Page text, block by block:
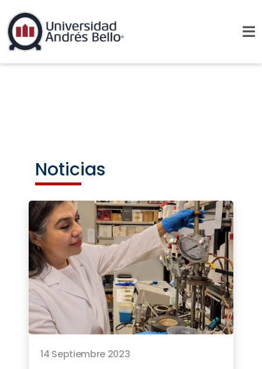
Noticias
14 Septiembre 2023